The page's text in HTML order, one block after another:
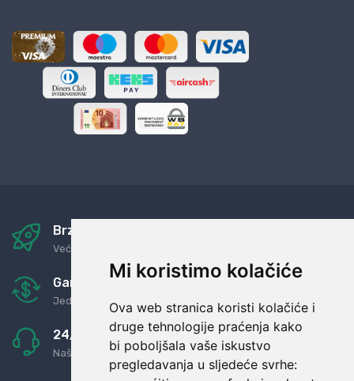
Mi koristimo kolačiće
Ova web stranica koristi kolačiće i
druge tehnologije praćenja kako
bi poboljšala vaše iskustvo
pregledavanja u sljedeće svrhe:
Brza i sigurna dostava
Već za nekoliko dana kod vas
Garancija u povrat novaca
Jednostavno pravilo: Roba za novac
24/7 odlična podrška
Naši agenti uvijek na raspolaganju